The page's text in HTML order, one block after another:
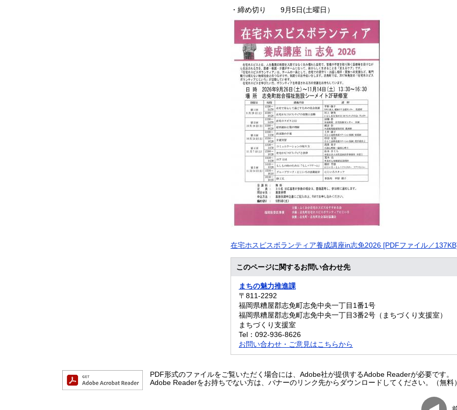
・締め切り 9月5日(土曜日）
在宅ホスピスボランティア養成講座in志免2026 [PDFファイル／
このページに関するお問い合わせ先
まちの魅力推進課
〒811-2292
福岡県糟屋郡志免町志免中央一丁目1番1号
福岡県糟屋郡志免町志免中央一丁目3番2号（まちづくり支援室）
まちづくり支援室
Tel：092-936-8626
お問い合わせ・ご意見はこちらから
PDF形式のファイルをご覧いただく場合には、Adobe社が提供するAdobe Readerが必要です。
Adobe Readerをお持ちでない方は、バナーのリンク先からダウンロードしてください。（無料